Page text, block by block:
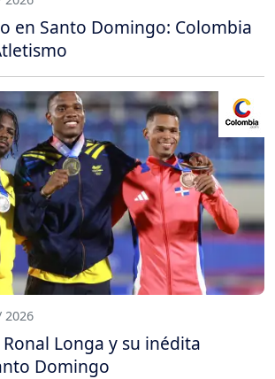
en Santo Domingo: Colombia
2026
Longa y su inédita
Domingo